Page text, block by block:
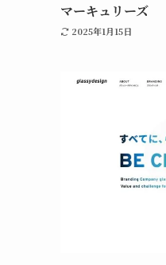
マーキュリーズ
2025年1月15日